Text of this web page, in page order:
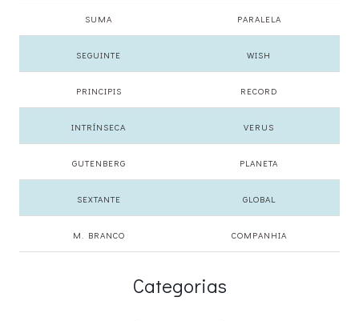
SUMA PARALELA
SEGUINTE WISH
PRINCIPIS RECORD
INTRÍNSECA VERUS
GUTENBERG PLANETA
SEXTANTE GLOBAL
M. BRANCO COMPANHIA
Categorias